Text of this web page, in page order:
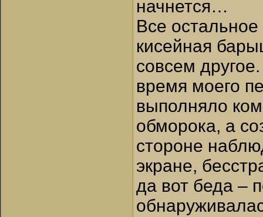
начнется…
Все
кисейная
совсем
время моего
выполняло
обморока, а
стороне
экране,
да вот беда –